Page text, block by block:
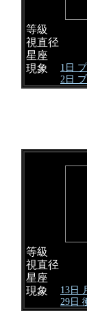
等級
視直径
星座
現象
1日
2日
等級
視直径
星座
現象
13日
29日